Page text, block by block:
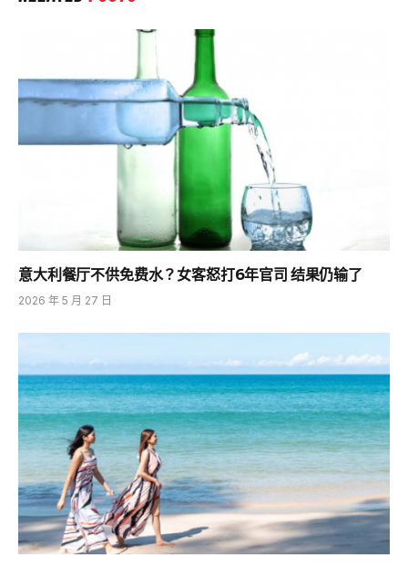
意大利餐厅不供免费水？女客怒打6年官司 结果仍输了
2026 年 5 月 27 日